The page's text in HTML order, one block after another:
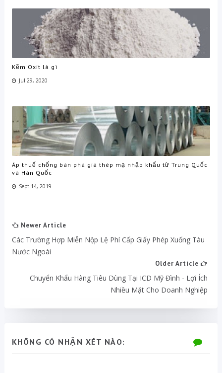
Kẽm Oxit là gì
Jul 29, 2020
Áp thuế chống bán phá giá thép mạ nhập khẩu từ Trung Quốc
và Hàn Quốc
Sept 14, 2019
Newer Article
Các Trường Hợp Miễn Nộp Lệ Phí Cấp Giấy Phép Xuống Tàu
Nước Ngoài
Older Article
Chuyển Khẩu Hàng Tiêu Dùng Tại ICD Mỹ Đình - Lợi Ích
Nhiều Mặt Cho Doanh Nghiệp
KHÔNG CÓ NHẬN XÉT NÀO: